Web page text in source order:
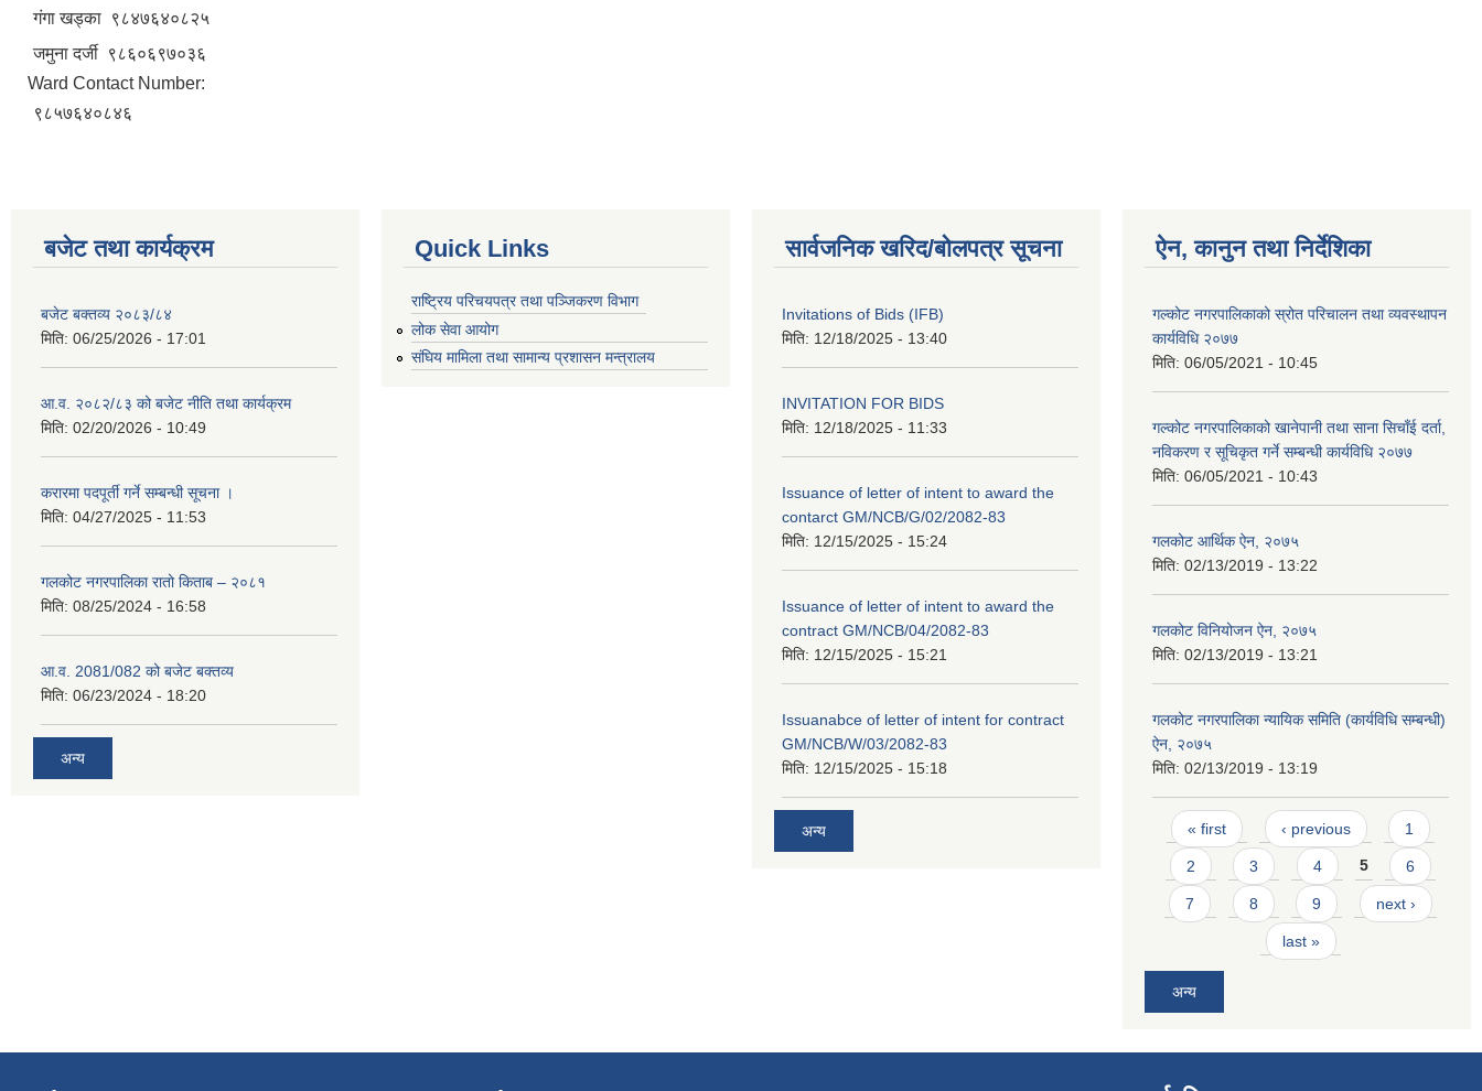
गंगा खड्का ९८४७६४०८२५
जमुना दर्जी ९८६०६९७०३६
Ward Contact Number:
९८५७६४०८४६
बजेट तथा कार्यक्रम
बजेट बक्तव्य २०८३/८४
मिति: 06/25/2026 - 17:01
आ.व. २०८२/८३ को बजेट नीति तथा कार्यक्रम
मिति: 02/20/2026 - 10:49
करारमा पदपूर्ती गर्ने सम्बन्धी सूचना ।
मिति: 04/27/2025 - 11:53
गलकोट नगरपालिका रातो किताब – २०८१
मिति: 08/25/2024 - 16:58
आ.व. 2081/082 को बजेट बक्तव्य
मिति: 06/23/2024 - 18:20
अन्य
Quick Links
राष्ट्रिय परिचयपत्र तथा पञ्जिकरण विभाग
लोक सेवा आयोग
संघिय मामिला तथा सामान्य प्रशासन मन्त्रालय
सार्वजनिक खरिद/बोलपत्र सूचना
Invitations of Bids (IFB)
मिति: 12/18/2025 - 13:40
INVITATION FOR BIDS
मिति: 12/18/2025 - 11:33
Issuance of letter of intent to award the
contarct GM/NCB/G/02/2082-83
मिति: 12/15/2025 - 15:24
Issuance of letter of intent to award the
contract GM/NCB/04/2082-83
मिति: 12/15/2025 - 15:21
Issuanabce of letter of intent for contract
GM/NCB/W/03/2082-83
मिति: 12/15/2025 - 15:18
अन्य
ऐन, कानुन तथा निर्देशिका
गल्कोट नगरपालिकाको स्रोत परिचालन तथा व्यवस्थापन
कार्यविधि २०७७
मिति: 06/05/2021 - 10:45
गल्कोट नगरपालिकाको खानेपानी तथा साना सिचाँई दर्ता,
नविकरण र सूचिकृत गर्ने सम्बन्धी कार्यविधि २०७७
मिति: 06/05/2021 - 10:43
गलकोट आर्थिक ऐन, २०७५
मिति: 02/13/2019 - 13:22
गलकोट विनियोजन ऐन, २०७५
मिति: 02/13/2019 - 13:21
गलकोट नगरपालिका न्यायिक समिति (कार्यविधि सम्बन्धी)
ऐन, २०७५
मिति: 02/13/2019 - 13:19
Pages
« first ‹ previous 1
2 3 4 5 6
7 8 9 next ›
last »
अन्य